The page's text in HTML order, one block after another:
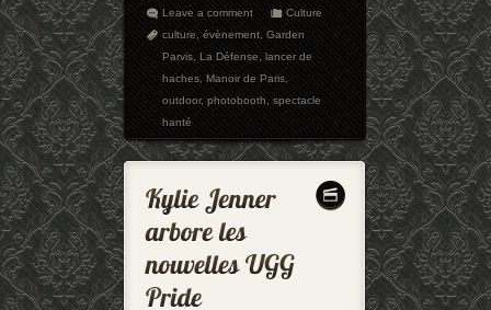
Leave a comment
Culture
culture,évènement,Garden
Parvis,La Défense,lancer de
haches,Manoir de Paris,
outdoor,photobooth,spectacle
hanté